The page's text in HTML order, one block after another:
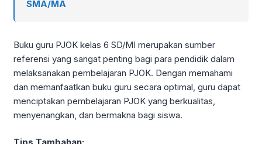
SMA/MA
Buku guru PJOK kelas 6 SD/MI merupakan sumber
referensi yang sangat penting bagi para pendidik dalam
melaksanakan pembelajaran PJOK. Dengan memahami
dan memanfaatkan buku guru secara optimal, guru dapat
menciptakan pembelajaran PJOK yang berkualitas,
menyenangkan, dan bermakna bagi siswa.